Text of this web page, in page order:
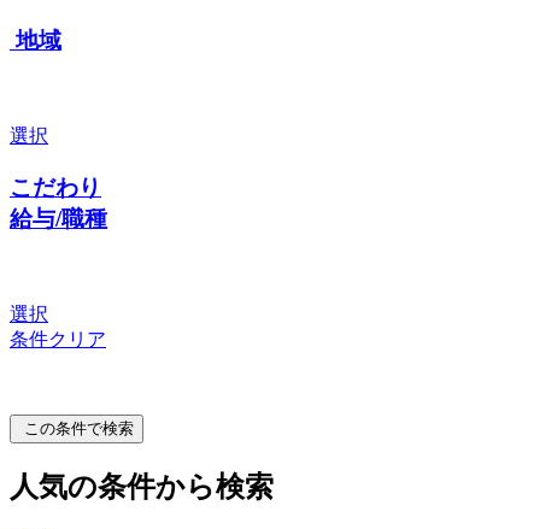
地域
選択
こだわり
給与/職種
選択
条件クリア
この条件で検索
人気の条件から検索